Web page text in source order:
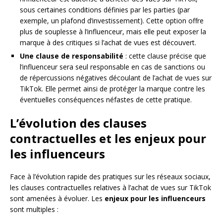
sous certaines conditions définies par les parties (par
exemple, un plafond d’investissement). Cette option offre
plus de souplesse à l’influenceur, mais elle peut exposer la
marque à des critiques si l’achat de vues est découvert.
Une clause de responsabilité : cette clause précise que
l’influenceur sera seul responsable en cas de sanctions ou
de répercussions négatives découlant de l’achat de vues sur
TikTok. Elle permet ainsi de protéger la marque contre les
éventuelles conséquences néfastes de cette pratique.
L’évolution des clauses
contractuelles et les enjeux pour
les influenceurs
Face à l’évolution rapide des pratiques sur les réseaux sociaux,
les clauses contractuelles relatives à l’achat de vues sur TikTok
sont amenées à évoluer. Les enjeux pour les influenceurs
sont multiples :